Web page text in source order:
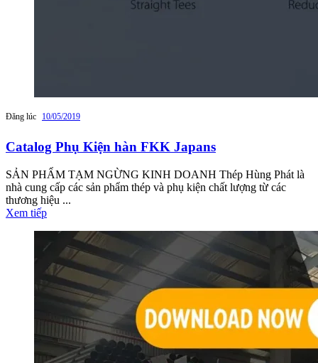
Đăng lúc 10/05/2019
Catalog Phụ Kiện hàn FKK Japans
SẢN PHẨM TẠM NGỪNG KINH DOANH Thép Hùng Phát là
nhà cung cấp các sản phẩm thép và phụ kiện chất lượng từ các
thương hiệu ...
Xem tiếp